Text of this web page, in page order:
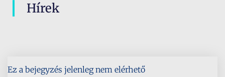
Hírek
Ez a bejegyzés jelenleg nem elérhető